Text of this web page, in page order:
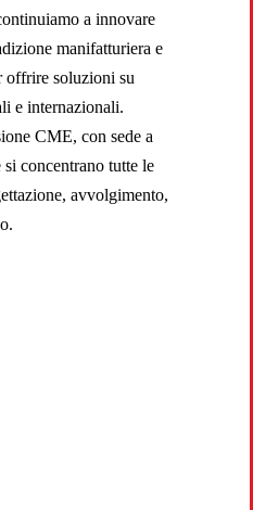
a innovare
manifatturiera e
offrire soluzioni su
e internazionali.
CME, con sede a
concentrano tutte le
avvolgimento,